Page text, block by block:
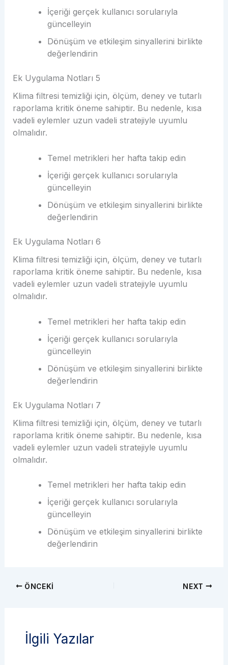
İçeriği gerçek kullanıcı sorularıyla
güncelleyin
Dönüşüm ve etkileşim sinyallerini birlikte
değerlendirin
Ek Uygulama Notları 5
Klima filtresi temizliği için, ölçüm, deney ve tutarlı
raporlama kritik öneme sahiptir. Bu nedenle, kısa
vadeli eylemler uzun vadeli stratejiyle uyumlu
olmalıdır.
Temel metrikleri her hafta takip edin
İçeriği gerçek kullanıcı sorularıyla
güncelleyin
Dönüşüm ve etkileşim sinyallerini birlikte
değerlendirin
Ek Uygulama Notları 6
Klima filtresi temizliği için, ölçüm, deney ve tutarlı
raporlama kritik öneme sahiptir. Bu nedenle, kısa
vadeli eylemler uzun vadeli stratejiyle uyumlu
olmalıdır.
Temel metrikleri her hafta takip edin
İçeriği gerçek kullanıcı sorularıyla
güncelleyin
Dönüşüm ve etkileşim sinyallerini birlikte
değerlendirin
Ek Uygulama Notları 7
Klima filtresi temizliği için, ölçüm, deney ve tutarlı
raporlama kritik öneme sahiptir. Bu nedenle, kısa
vadeli eylemler uzun vadeli stratejiyle uyumlu
olmalıdır.
Temel metrikleri her hafta takip edin
İçeriği gerçek kullanıcı sorularıyla
güncelleyin
Dönüşüm ve etkileşim sinyallerini birlikte
değerlendirin
ÖNCEKI NEXT
İlgili Yazılar